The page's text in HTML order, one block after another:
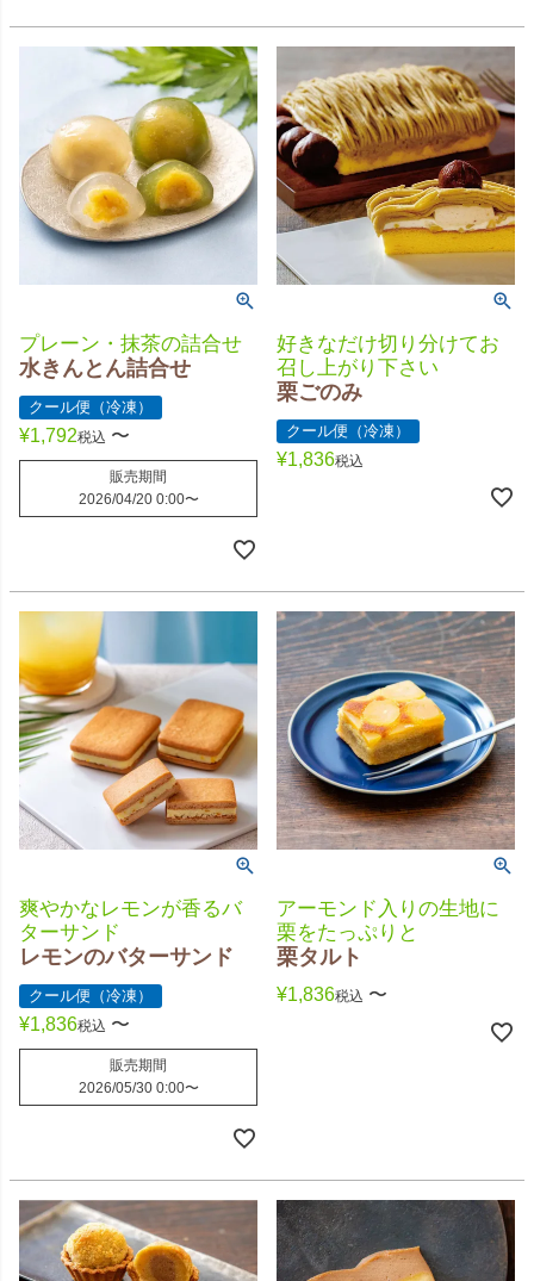
プレーン・抹茶の詰合せ
水きんとん詰合せ
クール便（冷凍）
¥1,792税込 〜
販売期間
2026/04/20 0:00〜
好きなだけ切り分けてお
召し上がり下さい
栗ごのみ
クール便（冷凍）
¥1,836税込
爽やかなレモンが香るバ
ターサンド
レモンのバターサンド
クール便（冷凍）
¥1,836税込 〜
販売期間
2026/05/30 0:00〜
アーモンド入りの生地に
栗をたっぷりと
栗タルト
¥1,836税込 〜